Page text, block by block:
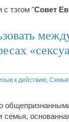
с тэгом "Совет
к действию,